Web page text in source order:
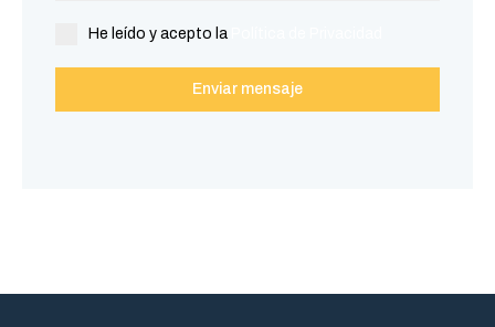
He leído y acepto la
Enviar mensaje